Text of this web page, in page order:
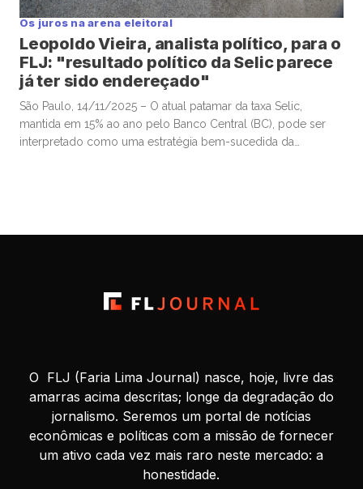
Os juros na arena eleitoral
Leopoldo Vieira, analista político, para o
FLJ: "resultado político da Selic parece
já ter sido endereçado"
São Paulo, 14/11/2025 – O atual patamar da taxa Selic,
mantida em 15% ao ano pelo Banco Central (BC), pode ser
interpretado como uma estratégia bem-sucedida da
O FLJ (Faria Lima Journal) nasce, hoje, livre das
amarras acima descritas; longe da degradação do
jornalismo. Seremos um portal de notícias
econômicas e políticas com a missão de fornecer
um ativo cada vez mais raro neste mercado: a
honestidade.